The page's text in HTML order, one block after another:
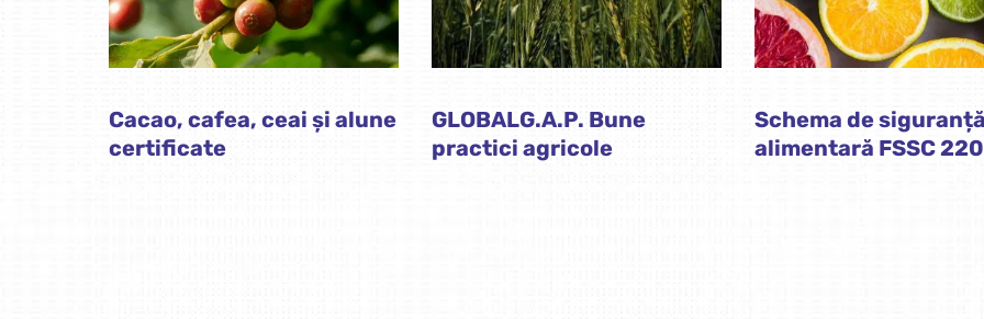
Cacao, cafea, ceai și alune
certificate
GLOBALG.A.P. Bune
practici agricole
Schema de
alimentară FSSC